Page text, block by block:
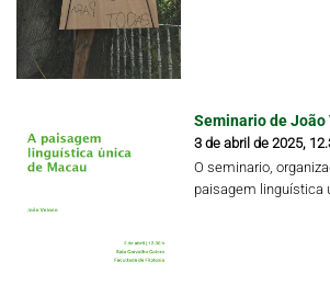
Seminario de João
3 de abril de 2025,
O seminario,
paisagem linguística